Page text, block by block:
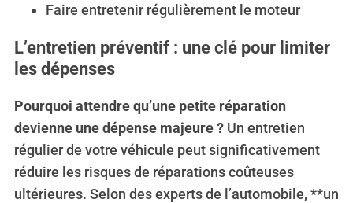
Faire entretenir régulièrement le moteur
L’entretien préventif : une clé pour limiter
les dépenses
Pourquoi attendre qu’une petite réparation
devienne une dépense majeure ?Un entretien
régulier de votre véhicule peut significativement
réduire les risques de réparations coûteuses
ultérieures. Selon des experts de l’automobile, **un
e
a
r
h
f
o
r